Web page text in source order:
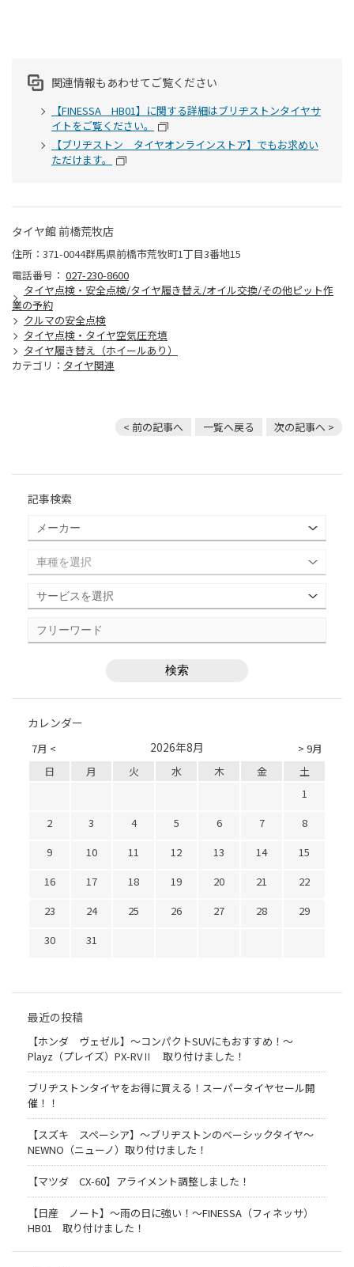
関連情報もあわせてご覧ください
【FINESSA HB01】に関する詳細はブリヂストンタイヤサ
イトをご覧ください。
【ブリヂストン タイヤオンラインストア】でもお求めい
ただけます。
タイヤ館 前橋荒牧店
住所：371-0044群馬県前橋市荒牧町1丁目3番地15
電話番号： 027-230-8600
タイヤ点検・安全点検/タイヤ履き替え/オイル交換/その他ピット作
業の予約
クルマの安全点検
タイヤ点検・タイヤ空気圧充填
タイヤ履き替え（ホイールあり）
カテゴリ： タイヤ関連
< 前の記事へ 一覧へ戻る 次の記事へ >
記事検索
カレンダー
7月 < > 9月
2026年8月
日 月 火 水 木 金
土
1
2
3 4 5 6 7
8
9
10 11 12 13 14
15
16
17 18 19 20 21
22
23
24 25 26 27 28
29
30
31
最近の投稿
【ホンダ ヴェゼル】～コンパクトSUVにもおすすめ！～
Playz（プレイズ）PX-RVⅡ 取り付けました！
ブリヂストンタイヤをお得に買える！スーパータイヤセール開
催！！
【スズキ スペーシア】～ブリヂストンのベーシックタイヤ～
NEWNO（ニューノ）取り付けました！
【マツダ CX-60】アライメント調整しました！
【日産 ノート】～雨の日に強い！～FINESSA（フィネッサ）
HB01 取り付けました！